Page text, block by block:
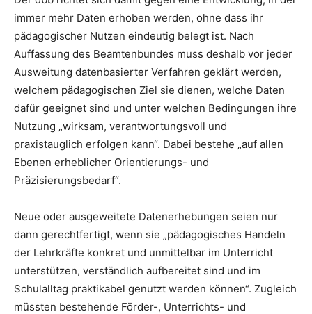
immer mehr Daten erhoben werden, ohne dass ihr
pädagogischer Nutzen eindeutig belegt ist. Nach
Auffassung des Beamtenbundes muss deshalb vor jeder
Ausweitung datenbasierter Verfahren geklärt werden,
welchem pädagogischen Ziel sie dienen, welche Daten
dafür geeignet sind und unter welchen Bedingungen ihre
Nutzung „wirksam, verantwortungsvoll und
praxistauglich erfolgen kann“. Dabei bestehe „auf allen
Ebenen erheblicher Orientierungs- und
Präzisierungsbedarf“.
Neue oder ausgeweitete Datenerhebungen seien nur
dann gerechtfertigt, wenn sie „pädagogisches Handeln
der Lehrkräfte konkret und unmittelbar im Unterricht
unterstützen, verständlich aufbereitet sind und im
Schulalltag praktikabel genutzt werden können“. Zugleich
müssten bestehende Förder-, Unterrichts- und